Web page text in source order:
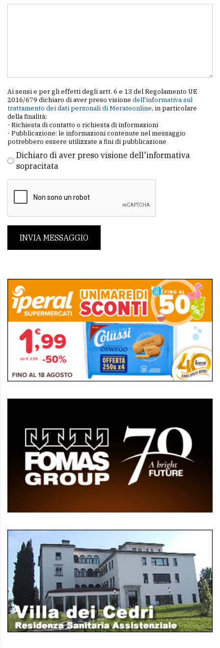
Ai sensi e per gli effetti degli artt. 6 e 13 del Regolamento UE
2016/679 dichiaro di aver preso visione dell'informativa sul
trattamento dei dati personali di Merateonline, in particolare
della finalità:
- Richiesta di contatto o richiesta di informazioni
- Pubblicazione: le informazioni contenute nel messaggio
potrebbero essere utilizzate a fini di pubblicazione
Dichiaro di aver preso visione dell'informativa
sopracitata
INVIA MESSAGGIO